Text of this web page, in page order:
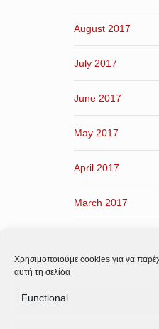
Χρησιμοποιούμε cookies για να
αυτή τη σελίδα
Functional
August 2017
July 2017
June 2017
May 2017
April 2017
March 2017